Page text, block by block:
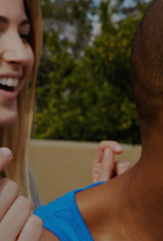
請選擇分類